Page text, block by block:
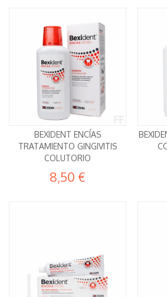
BEXIDENT ENCÍAS
TRATAMIENTO GINGIVITIS
COLUTORIO
8,50 €